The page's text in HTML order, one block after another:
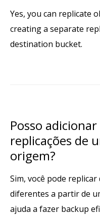
Yes, you can replicate
creating a separate
destination bucket.
Posso
replicações de
origem?
Sim, você pode
diferentes a partir de
ajuda a fazer backup